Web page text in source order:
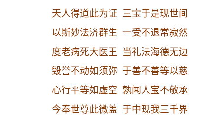
天人得道此为证 三宝于是现世间
以斯妙法济群生 一受不退常寂然
度老病死大医王 当礼法海德无边
毁誉不动如须弥 于善不善等以慈
心行平等如虚空 孰闻人宝不敬承
今奉世尊此微盖 于中现我三千界